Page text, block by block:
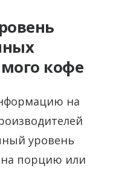
кофе
на
уровень
порцию или